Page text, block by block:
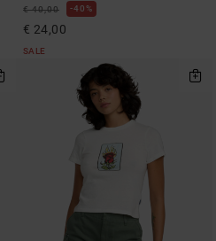
€ 40,00 40%
€ 24,00
SALE